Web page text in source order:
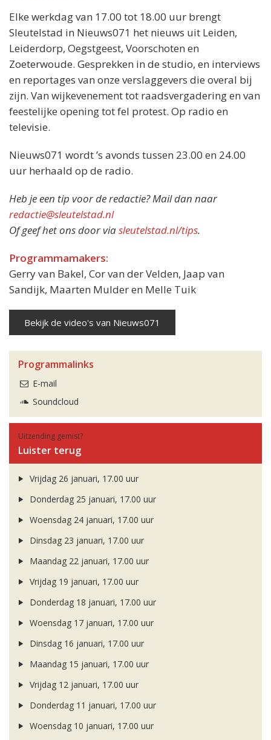
Elke werkdag van 17.00 tot 18.00 uur brengt
Sleutelstad in Nieuws071 het nieuws uit Leiden,
Leiderdorp, Oegstgeest, Voorschoten en
Zoeterwoude. Gesprekken in de studio, en interviews
en reportages van onze verslaggevers die overal bij
zijn. Van wijkevenement tot raadsvergadering en van
feestelijke opening tot fel protest. Op radio en
televisie.
Nieuws071 wordt ’s avonds tussen 23.00 en 24.00
uur herhaald op de radio.
Heb je een tip voor de redactie? Mail dan naar
redactie@sleutelstad.nl
Of geef het ons door viasleutelstad.nl/tips.
Programmamakers:
Gerry van Bakel, Cor van der Velden, Jaap van
Sandijk, Maarten Mulder en Melle Tuik
Bekijk de video's van Nieuws071
Programmalinks
E-mail
Soundcloud
Uitzending gemist?
Luister terug
Vrijdag 26 januari, 17.00 uur
Donderdag 25 januari, 17.00 uur
Woensdag 24 januari, 17.00 uur
Dinsdag 23 januari, 17.00 uur
Maandag 22 januari, 17.00 uur
Vrijdag 19 januari, 17.00 uur
Donderdag 18 januari, 17.00 uur
Woensdag 17 januari, 17.00 uur
Dinsdag 16 januari, 17.00 uur
Maandag 15 januari, 17.00 uur
Vrijdag 12 januari, 17.00 uur
Donderdag 11 januari, 17.00 uur
Woensdag 10 januari, 17.00 uur